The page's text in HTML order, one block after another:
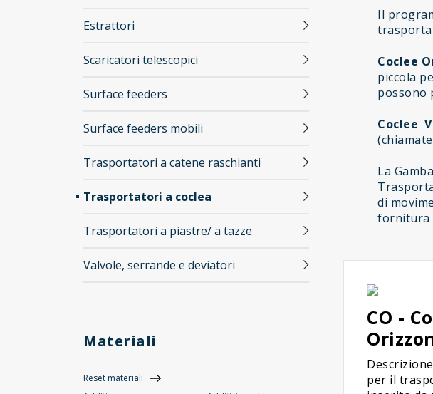
Estrattori
Scaricatori telescopici
Surface feeders
Surface feeders mobili
Trasportatori a catene raschianti
Trasportatori a coclea
Trasportatori a piastre/ a tazze
Valvole, serrande e deviatori
Materiali
Reset materiali
Il
Coclee
piccola
possono
Coclee
La
di
fornitura
CO -
per il